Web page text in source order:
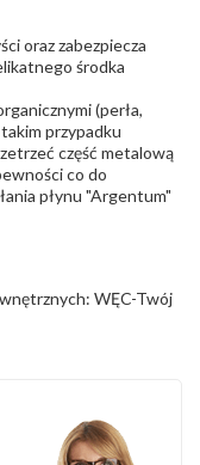
oraz zabezpiecza
środka
(perła,
przypadku
część metalową
co do
płynu "Argentum"
WĘC-Twój